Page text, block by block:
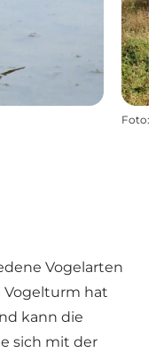
Foto:
Vogelarten
Vogelturm hat
kann die
sich mit der